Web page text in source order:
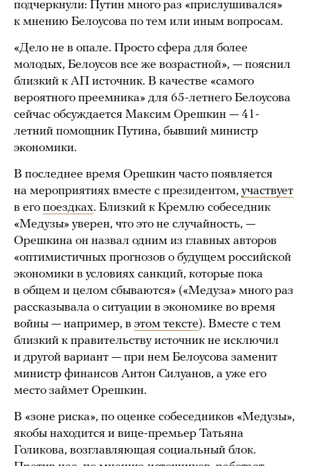
подчеркнули: Путин много раз «прислушивался»
к мнению Белоусова по тем или иным вопросам.
«Дело не в опале. Просто сфера для более
молодых, Белоусов все же возрастной», — пояснил
близкий к АП источник. В качестве «самого
вероятного преемника» для 65-летнего Белоусова
сейчас обсуждается Максим Орешкин — 41-
летний помощник Путина, бывший министр
экономики.
В последнее время Орешкин часто появляется
на мероприятиях вместе с президентом, участвует
в его поездках. Близкий к Кремлю собеседник
«Медузы» уверен, что это не случайность, —
Орешкина он назвал одним из главных авторов
«оптимистичных прогнозов о будущем российской
экономики в условиях санкций, которые пока
в общем и целом сбываются» («Медуза» много раз
рассказывала о ситуации в экономике во время
войны — например, в этом тексте). Вместе с тем
близкий к правительству источник не исключил
и другой вариант — при нем Белоусова заменит
министр финансов Антон Силуанов, а уже его
место займет Орешкин.
В «зоне риска», по оценке собеседников «Медузы»,
якобы находится и вице-премьер Татьяна
Голикова, возглавляющая социальный блок.